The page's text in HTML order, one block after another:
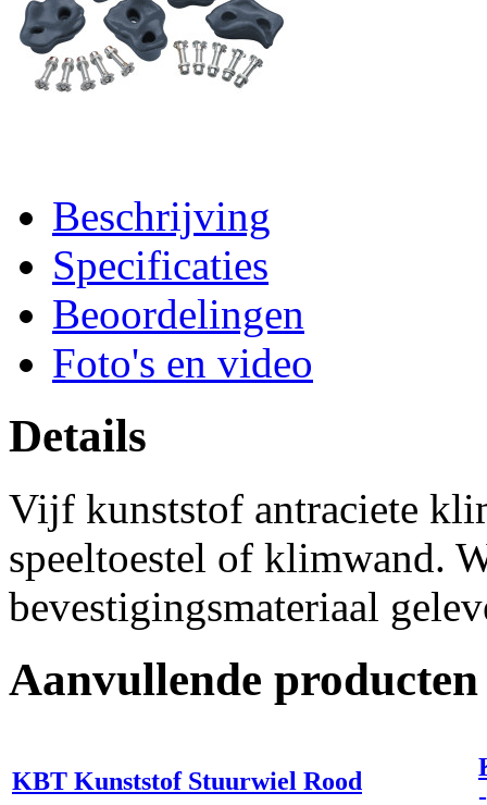
Beschrijving
Specificaties
Beoordelingen
Foto's en video
Details
Vijf kunststof antraciete
speeltoestel of klimwand.
bevestigingsmateriaal
Aanvullende producten
KBT Kunststof Stuurwiel Rood